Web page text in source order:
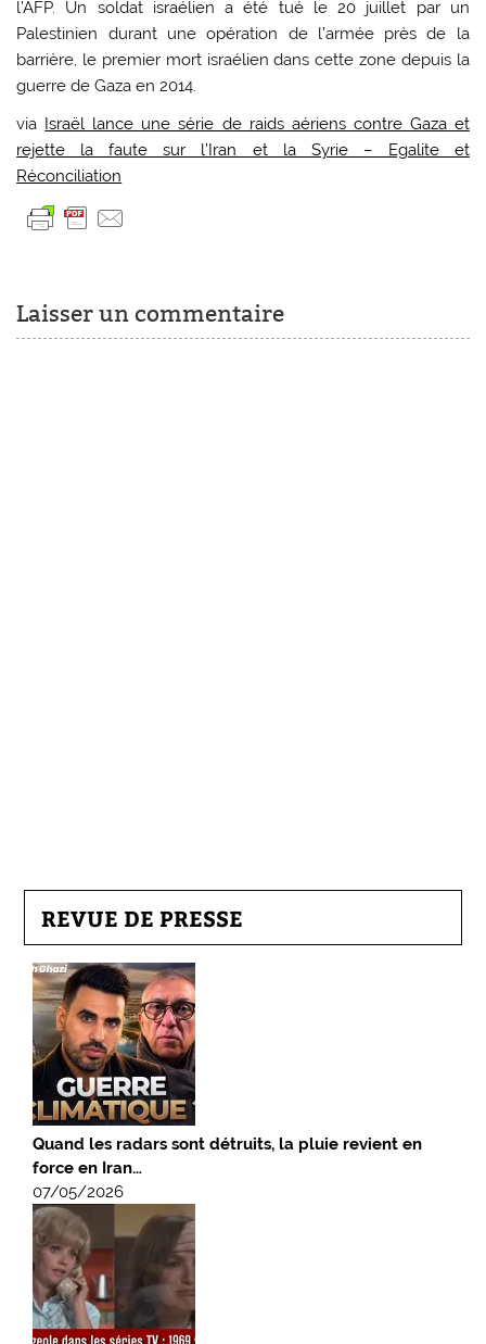
l’AFP. Un soldat israélien a été tué le 20 juillet par un
Palestinien durant une opération de l’armée près de la
barrière, le premier mort israélien dans cette zone depuis la
guerre de Gaza en 2014.
via Israël lance une série de raids aériens contre Gaza et
rejette la faute sur l’Iran et la Syrie – Egalite et
Réconciliation
Laisser un commentaire
REVUE DE PRESSE
Quand les radars sont détruits, la pluie revient en
force en Iran…
07/05/2026